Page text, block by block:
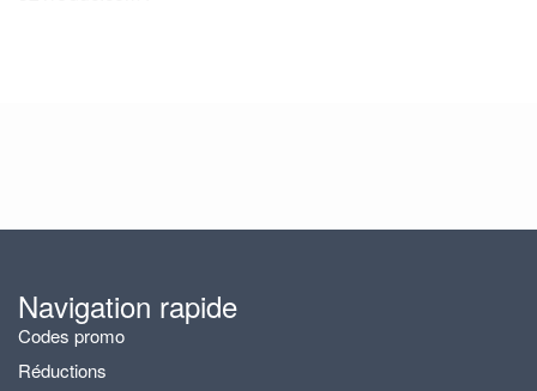
Navigation rapide
Codes promo
Réductions